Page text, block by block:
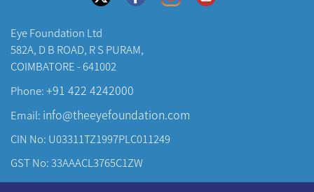
Eye Foundation Ltd
582A, D B ROAD, R S PURAM,
COIMBATORE - 641002
Phone:+91 422 4242000
Email: info@theeyefoundation.com
CIN No: U03311TZ1997PLC011249
GST No: 33AAACL3765C1ZW
About Us